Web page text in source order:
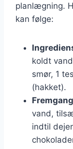
planlægning.
kan følge:
koldt
smør, 1
(hakket).
vand,
indtil